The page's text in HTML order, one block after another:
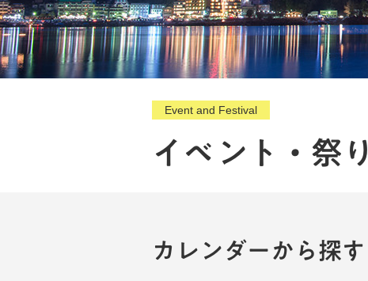
Event and Festival
イベント・祭り
カレンダーから探す